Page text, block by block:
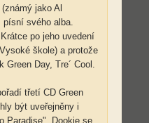
jako Al
písní svého alba.
po jeho uvedení
škole) a protože
Day, Tre´ Cool.
třetí CD Green
být uveřejněny i
Paradise". Dookie se